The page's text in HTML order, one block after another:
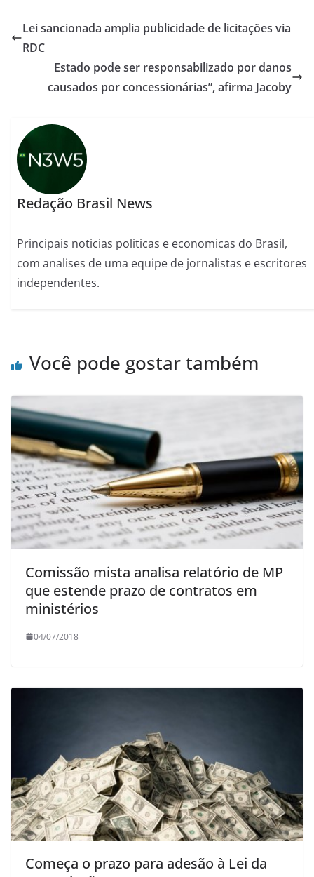
Lei sancionada amplia publicidade de licitações via
RDC
Estado pode ser responsabilizado por danos
causados por concessionárias”, afirma Jacoby
Redação Brasil News
Principais noticias politicas e economicas do Brasil,
com analises de uma equipe de jornalistas e escritores
independentes.
Você pode gostar também
Comissão mista analisa relatório de MP
que estende prazo de contratos em
ministérios
04/07/2018
Começa o prazo para adesão à Lei da